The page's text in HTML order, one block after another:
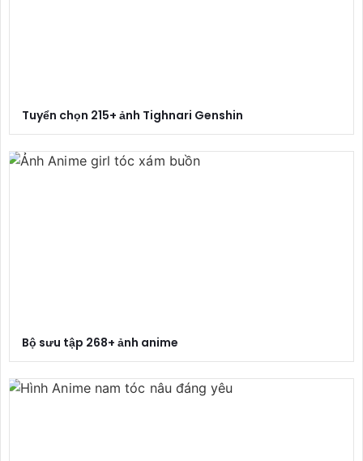
Tuyển chọn 215+ ảnh Tighnari Genshin
Bộ sưu tập 268+ ảnh anime